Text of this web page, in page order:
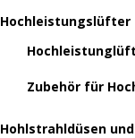
Hochleistungslüfter
Zubehör für
Hohlstrahldüsen